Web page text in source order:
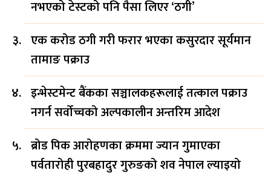
नभएको टेस्टको पनि पैसा लिएर ‘ठगी’
एक करोड ठगी गरी फरार भएका कसुरदार सूर्यमान
तामाङ पक्राउ
इन्भेस्टमेन्ट बैंकका सञ्चालकहरूलाई तत्काल पक्राउ
नगर्न सर्वोच्चको अल्पकालीन अन्तरिम आदेश
ब्रोड पिक आरोहणका क्रममा ज्यान गुमाएका
पर्वतारोही पुरबहादुर गुरुङको शव नेपाल ल्याइयो